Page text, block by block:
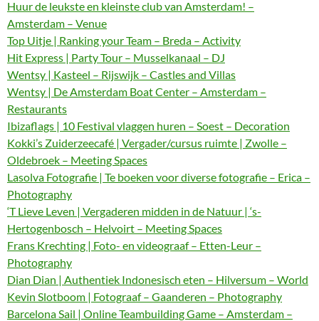
Huur de leukste en kleinste club van Amsterdam! –
Amsterdam – Venue
Top Uitje | Ranking your Team – Breda – Activity
Hit Express | Party Tour – Musselkanaal – DJ
Wentsy | Kasteel – Rijswijk – Castles and Villas
Wentsy | De Amsterdam Boat Center – Amsterdam –
Restaurants
Ibizaflags | 10 Festival vlaggen huren – Soest – Decoration
Kokki’s Zuiderzeecafé | Vergader/cursus ruimte | Zwolle –
Oldebroek – Meeting Spaces
Lasolva Fotografie | Te boeken voor diverse fotografie – Erica –
Photography
‘T Lieve Leven | Vergaderen midden in de Natuur | ‘s-
Hertogenbosch – Helvoirt – Meeting Spaces
Frans Krechting | Foto- en videograaf – Etten-Leur –
Photography
Dian Dian | Authentiek Indonesisch eten – Hilversum – World
Kevin Slotboom | Fotograaf – Gaanderen – Photography
Barcelona Sail | Online Teambuilding Game – Amsterdam –